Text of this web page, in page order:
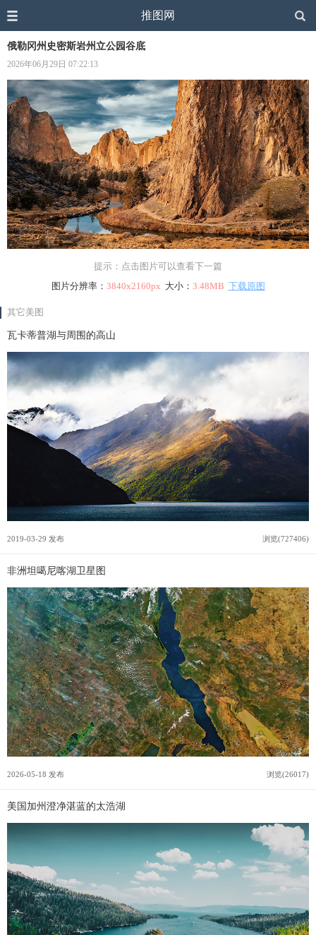
推图网
俄勒冈州史密斯岩州立公园谷底
2026年06月29日 07:22:13
提示：点击图片可以查看下一篇
图片分辨率： 3840x2160px 大小： 3.48MB 下载原图
其它美图
瓦卡蒂普湖与周围的高山
2019-03-29 发布 浏览(727406)
非洲坦噶尼喀湖卫星图
2026-05-18 发布 浏览(26017)
美国加州澄净湛蓝的太浩湖